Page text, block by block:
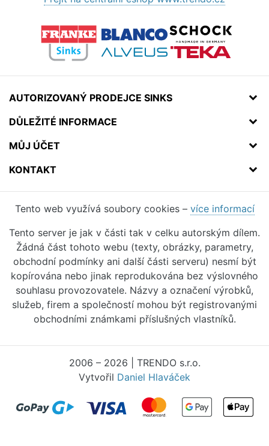
AUTORIZOVANÝ PRODEJCE SINKS
DŮLEŽITÉ INFORMACE
MŮJ ÚČET
KONTAKT
Tento web využívá soubory cookies – více informací
Tento server je jak v části tak v celku autorským dílem.
Žádná část tohoto webu (texty, obrázky, parametry,
obchodní podmínky ani další části serveru) nesmí být
kopírována nebo jinak reprodukována bez výslovného
souhlasu provozovatele. Názvy a označení výrobků,
služeb, firem a společností mohou být registrovanými
obchodními známkami příslušných vlastníků.
2006 – 2026 | TRENDO s.r.o.
Vytvořil Daniel Hlaváček